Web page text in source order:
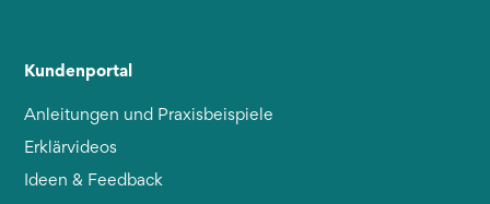
Kundenportal
Anleitungen und Praxisbeispiele
Erklärvideos
Ideen & Feedback